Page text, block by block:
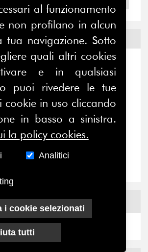
Notizie edEventi
Eventi
della pausa estiva,
di...
anni dopo la
cecità”: la...
NewsFacebook
al funzionamento
non profilano in alcun
tua navigazione. Sotto
quali altri cookies
e in qualsiasi
puoi rivedere le tue
cookie in uso cliccando
in basso a sinistra.
la policy cookies.
Analitici
i cookie selezionati
tutti